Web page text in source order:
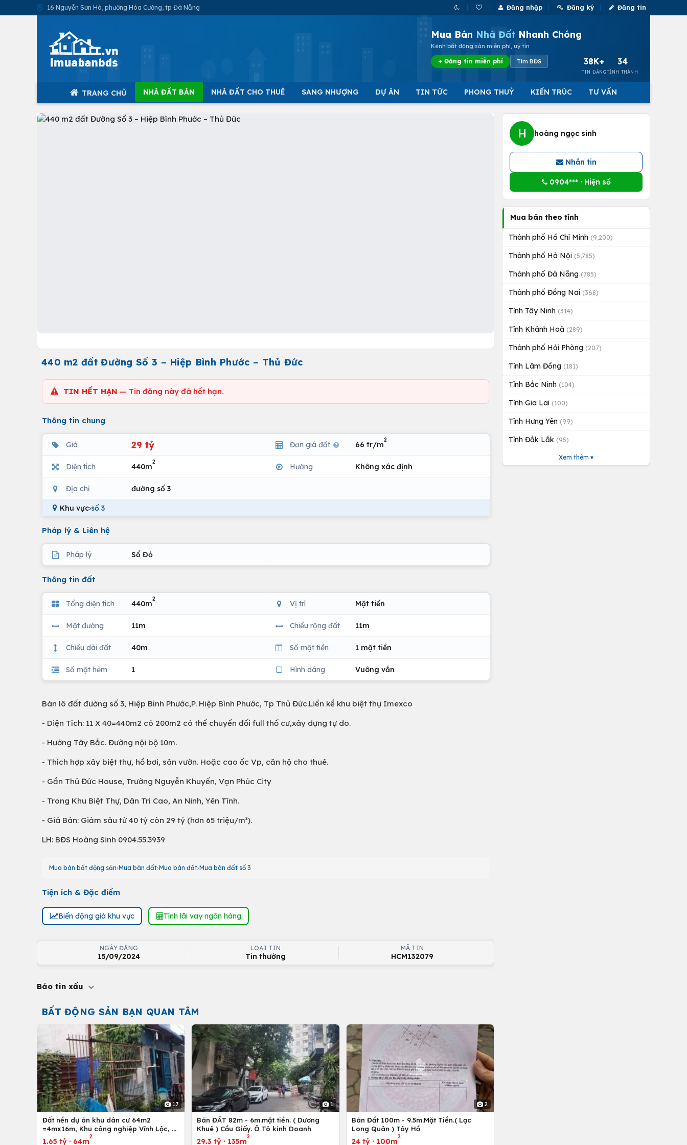
16 Nguyễn Sơn Hà, phường Hòa Cường, tp Đà Nẵng Đăng nhập Đăng ký Đăng tin
Mua Bán Nhà Đất Nhanh Chóng
Kênh bất động sản miễn phí, uy tín
+ Đăng tin miễn phí Tìm BĐS 38K+
TIN ĐĂNG
34
TỈNH THÀNH
TRANG CHỦ NHÀ ĐẤT BÁN NHÀ ĐẤT CHO THUÊ SANG NHƯỢNG DỰ ÁN TIN TỨC PHONG THUỶ KIẾN TRÚC TƯ VẤN
440 m2 đất Đường Số 3 – Hiệp Bình Phước – Thủ Đức
TIN HẾT HẠN — Tin đăng này đã hết hạn.
Thông tin chung
Giá 29 tỷ Đơn giá đất 66 tr/m
2
Diện tích 440m
2
Hướng Không xác định
Địa chỉ đường số 3
Khu vực›số 3
Pháp lý & Liên hệ
Pháp lý Sổ Đỏ
Thông tin đất
Tổng diện tích 440m
2
Vị trí Mặt tiền
Mặt đường 11m Chiều rộng đất 11m
Chiều dài đất 40m Số mặt tiền 1 mặt tiền
Số mặt hẻm 1 Hình dáng Vuông vắn
Bán lô đất đường số 3, Hiệp Bình Phước,P. Hiệp Bình Phước, Tp Thủ Đức.Liền kề khu biệt thự Imexco
- Diện Tích: 11 X 40=440m2 có 200m2 có thể chuyển đổi full thổ cư,xây dựng tự do.
- Hướng Tây Bắc. Đường nội bộ 10m.
- Thích hợp xây biệt thự, hồ bơi, sân vườn. Hoặc cao ốc Vp, căn hộ cho thuê.
- Gần Thủ Đức House, Trường Nguyễn Khuyến, Vạn Phúc City
- Trong Khu Biệt Thự, Dân Trí Cao, An Ninh, Yên Tĩnh.
- Giá Bán: Giảm sâu từ 40 tỷ còn 29 tỷ (hơn 65 triệu/m²).
LH: BĐS Hoàng Sinh 0904.55.3939
Mua bán bất động sản Mua bán đất Mua bán đất Mua bán đất số 3
Tiện ích & Đặc điểm
Biến động giá khu vực Tính lãi vay ngân hàng
NGÀY ĐĂNG
15/09/2024
LOẠI TIN
Tin thường
MÃ TIN
HCM132079
Báo tin xấu
BẤT ĐỘNG SẢN BẠN QUAN TÂM
17
Đất nền dự án khu dân cư 64m2
=4mx16m, Khu công nghiệp Vĩnh Lộc, H.
Bình Chánh, Tp. Hồ Chí Minh
1.65 tỷ · 64m
2
1
Bán ĐẤT 82m - 6m.mặt tiền. ( Dương
Khuê ) Cầu Giấy. Ô Tô kinh Doanh
29.3 tỷ · 135m
2
2
Bán Đất 100m - 9.5m.Mặt Tiền.( Lạc
Long Quân ) Tây Hồ
24 tỷ· 100m
2
H hoàng ngọc sinh
Nhắn tin
0904*** · Hiện số
Mua bán theo tỉnh
Thành phố Hồ Chí Minh (9,200)
Thành phố Hà Nội (5,785)
Thành phố Đà Nẵng (785)
Thành phố Đồng Nai (368)
Tỉnh Tây Ninh (314)
Tỉnh Khánh Hoà (289)
Thành phố Hải Phòng (207)
Tỉnh Lâm Đồng (181)
Tỉnh Bắc Ninh (104)
Tỉnh Gia Lai (100)
Tỉnh Hưng Yên (99)
Tỉnh Đắk Lắk (95)
Xem thêm ▾